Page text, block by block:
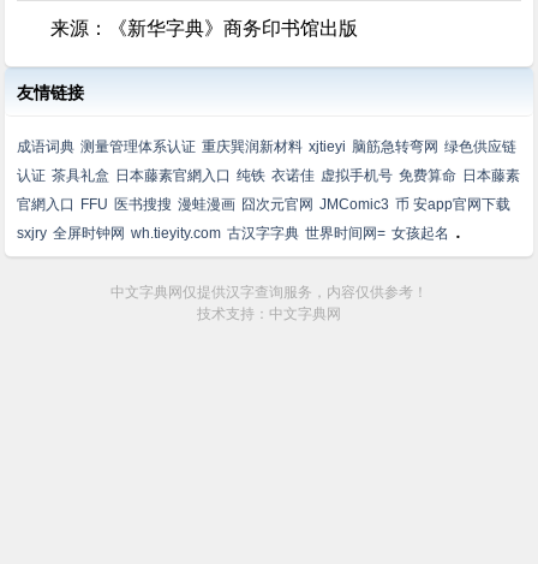
来源：《新华字典》商务印书馆出版
友情链接
成语词典 测量管理体系认证 重庆巽润新材料 xjtieyi 脑筋急转弯网 绿色供应链
认证 茶具礼盒 日本藤素官網入口 纯铁 衣诺佳 虚拟手机号 免费算命 日本藤素
官網入口
FFU 医书搜搜 漫蛙漫画 囧次元官网 JMComic3 币 安app官网下载
sxjry 全屏时钟网 wh.tieyity.com 古汉字字典 世界时间网= 女孩起名 .
中文字典网仅提供汉字查询服务，内容仅供参考！
技术支持：中文字典网